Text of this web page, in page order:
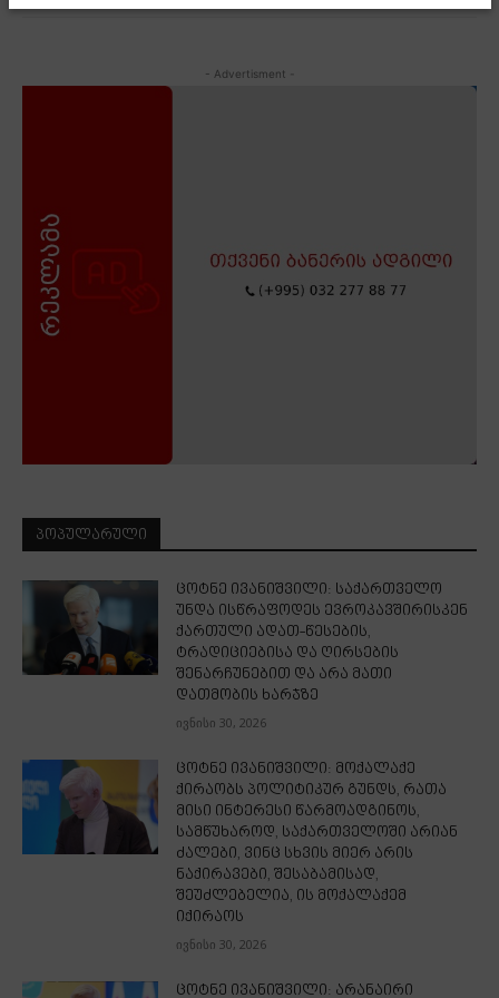
- Advertisment -
ᲞᲝᲞᲣᲚᲐᲠᲣᲚᲘ
ცოტნე ივანიშვილი: საქართველო
უნდა ისწრაფოდეს ევროკავშირისკენ
ქართული ადათ-წესების,
ტრადიციებისა და ღირსების
შენარჩუნებით და არა მათი
დათმობის ხარჯზე
ივნისი 30, 2026
ცოტნე ივანიშვილი: მოქალაქე
ქირაობს პოლიტიკურ გუნდს, რათა
მისი ინტერესი წარმოადგინოს,
სამწუხაროდ, საქართველოში არიან
ძალები, ვინც სხვის მიერ არის
ნაქირავები, შესაბამისად,
შეუძლებელია, ის მოქალაქემ
იქირაოს
ივნისი 30, 2026
ცოტნე ივანიშვილი: არანაირი